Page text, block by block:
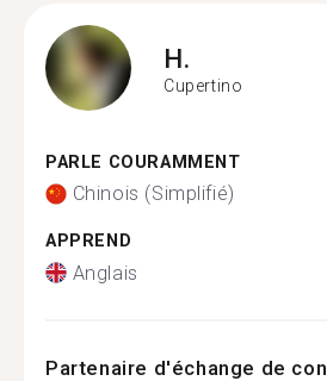
H.
Cupertino
PARLE COURAMMENT
Chinois (Simplifié)
APPREND
Anglais
Partenaire d'échange de